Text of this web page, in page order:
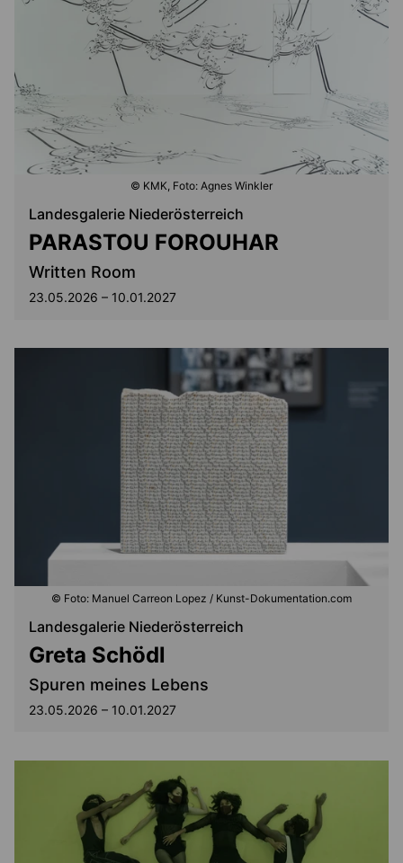
© KMK, Foto: Agnes Winkler
Landesgalerie Niederösterreich
PARASTOU FOROUHAR
Written Room
23.05.2026 – 10.01.2027
© Foto: Manuel Carreon Lopez / Kunst-Dokumentation.com
Landesgalerie Niederösterreich
Greta Schödl
Spuren meines Lebens
23.05.2026 – 10.01.2027